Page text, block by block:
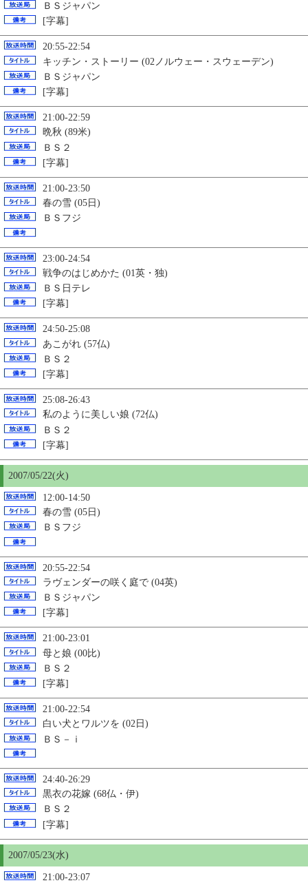
ＢＳジャパン
[字幕]
20:55-22:54
キッチン・ストーリー (02ノルウェー・スウェーデン)
ＢＳジャパン
[字幕]
21:00-22:59
晩秋 (89米)
ＢＳ２
[字幕]
21:00-23:50
春の雪 (05日)
ＢＳフジ
23:00-24:54
戦争のはじめかた (01英・独)
ＢＳ日テレ
[字幕]
24:50-25:08
あこがれ (57仏)
ＢＳ２
[字幕]
25:08-26:43
私のように美しい娘 (72仏)
ＢＳ２
[字幕]
2007/05/22(火)
12:00-14:50
春の雪 (05日)
ＢＳフジ
20:55-22:54
ラヴェンダーの咲く庭で (04英)
ＢＳジャパン
[字幕]
21:00-23:01
母と娘 (00比)
ＢＳ２
[字幕]
21:00-22:54
白い犬とワルツを (02日)
ＢＳ－ｉ
24:40-26:29
黒衣の花嫁 (68仏・伊)
ＢＳ２
[字幕]
2007/05/23(水)
21:00-23:07